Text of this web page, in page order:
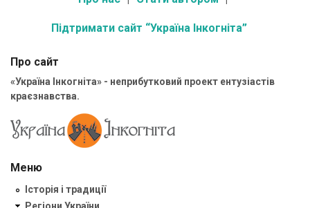
Підтримати сайт “Україна Інкогніта”
Про сайт
«Україна Інкогніта» - неприбутковий проект ентузіастів
краєзнавства.
Меню
Історія і традиції